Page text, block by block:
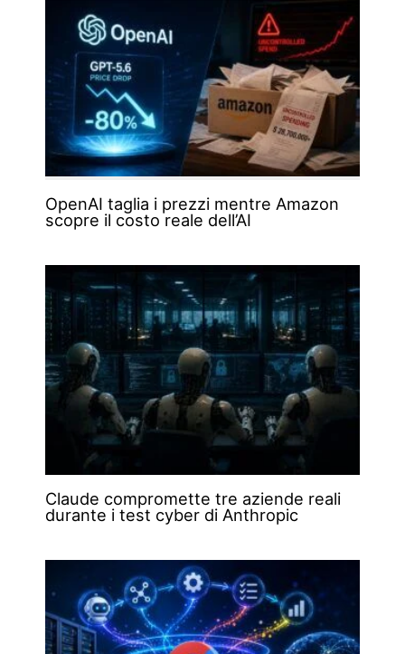
OpenAI taglia i prezzi mentre Amazon
scopre il costo reale dell’AI
Claude compromette tre aziende reali
durante i test cyber di Anthropic